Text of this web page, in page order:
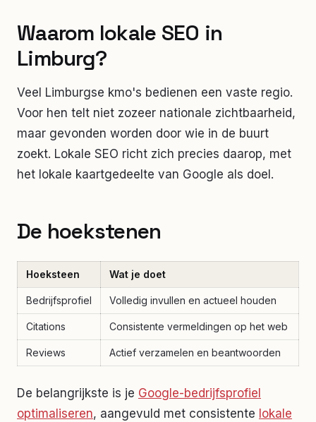
Waarom lokale SEO in
Limburg?
Veel Limburgse kmo's bedienen een vaste regio.
Voor hen telt niet zozeer nationale zichtbaarheid,
maar gevonden worden door wie in de buurt
zoekt. Lokale SEO richt zich precies daarop, met
het lokale kaartgedeelte van Google als doel.
De hoekstenen
Hoeksteen Wat je doet
Bedrijfsprofiel Volledig invullen en actueel houden
Citations Consistente vermeldingen op het web
Reviews Actief verzamelen en beantwoorden
De belangrijkste is je Google-bedrijfsprofiel
optimaliseren, aangevuld met consistente lokale